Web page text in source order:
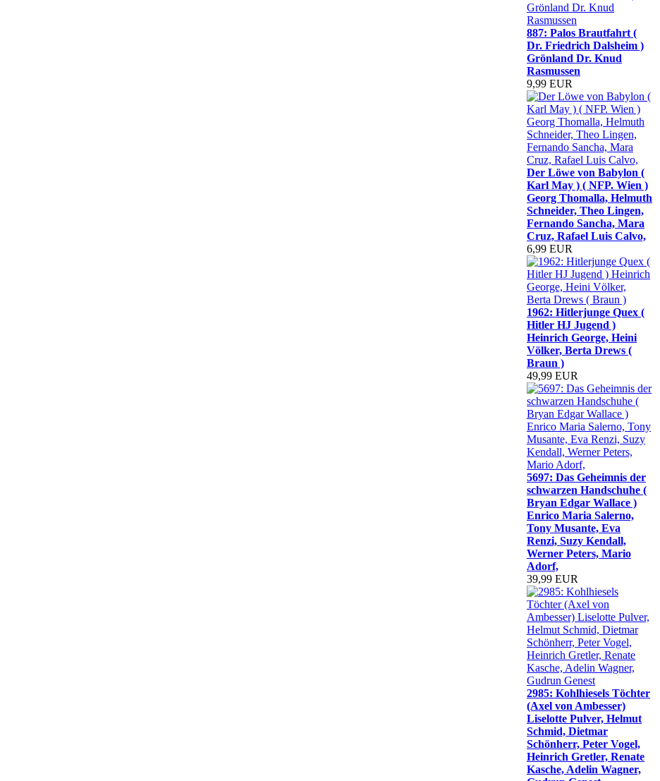
887: Palos Brautfahrt (
Dr. Friedrich Dalsheim )
Grönland Dr. Knud
Rasmussen
9,99 EUR
Der Löwe von Babylon (
Karl May ) ( NFP. Wien )
Georg Thomalla, Helmuth
Schneider, Theo Lingen,
Fernando Sancha, Mara
Cruz, Rafael Luis Calvo,
6,99 EUR
1962: Hitlerjunge Quex (
Hitler HJ Jugend )
Heinrich George, Heini
Völker, Berta Drews (
Braun )
49,99 EUR
5697: Das Geheimnis der
schwarzen Handschuhe (
Bryan Edgar Wallace )
Enrico Maria Salerno,
Tony Musante, Eva
Renzi, Suzy Kendall,
Werner Peters, Mario
Adorf,
39,99 EUR
2985: Kohlhiesels Töchter
(Axel von Ambesser)
Liselotte Pulver, Helmut
Schmid, Dietmar
Schönherr, Peter Vogel,
Heinrich Gretler, Renate
Kasche, Adelin Wagner,